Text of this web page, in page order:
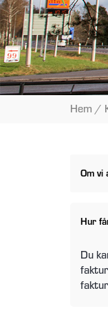
Hem /
Om
Hur
Du